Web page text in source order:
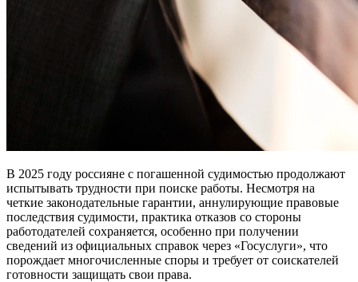
В 2025 году россияне с погашенной судимостью продолжают
испытывать трудности при поиске работы. Несмотря на
четкие законодательные гарантии, аннулирующие правовые
последствия судимости, практика отказов со стороны
работодателей сохраняется, особенно при получении
сведений из официальных справок через «Госуслуги», что
порождает многочисленные споры и требует от соискателей
готовности защищать свои права.